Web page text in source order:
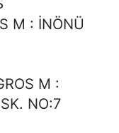
M : İNÖNÜ
M :
NO:7